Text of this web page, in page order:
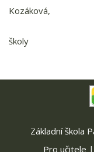
Kozáková,
školy
Základní škola
Pro učitele |